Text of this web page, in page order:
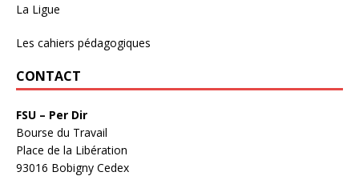
La Ligue
Les cahiers pédagogiques
CONTACT
FSU – Per Dir
Bourse du Travail
Place de la Libération
93016 Bobigny Cedex